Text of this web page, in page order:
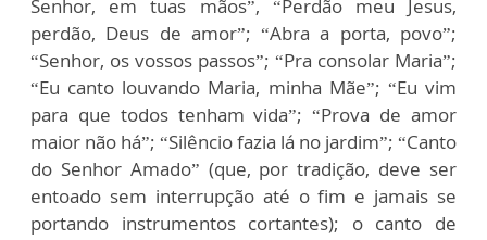
Senhor, em tuas mãos”, “Perdão meu Jesus,
perdão, Deus de amor”; “Abra a porta, povo”;
“Senhor, os vossos passos”; “Pra consolar Maria”;
“Eu canto louvando Maria, minha Mãe”; “Eu vim
para que todos tenham vida”; “Prova de amor
maior não há”; “Silêncio fazia lá no jardim”; “Canto
do Senhor Amado” (que, por tradição, deve ser
entoado sem interrupção até o fim e jamais se
portando instrumentos cortantes); o canto de